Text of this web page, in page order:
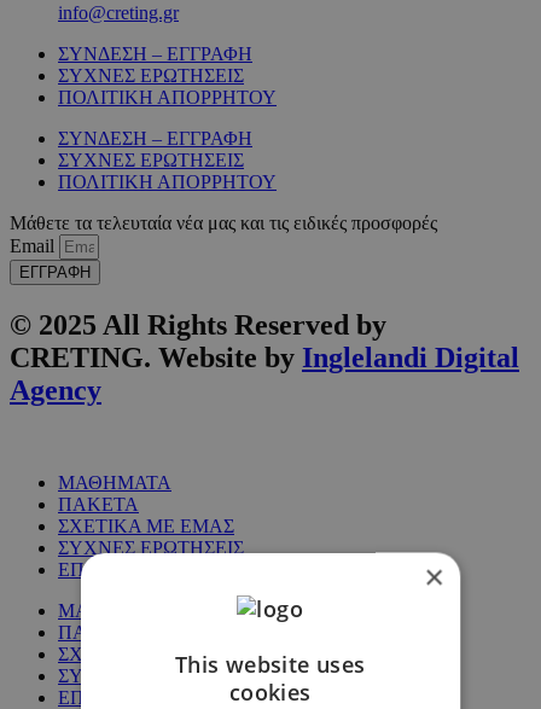
info@creting.gr
ΣΥΝΔΕΣΗ – ΕΓΓΡΑΦΗ
ΣΥΧΝΕΣ ΕΡΩΤΗΣΕΙΣ
ΠΟΛΙΤΙΚΗ ΑΠΟΡΡΗΤΟΥ
ΣΥΝΔΕΣΗ – ΕΓΓΡΑΦΗ
ΣΥΧΝΕΣ ΕΡΩΤΗΣΕΙΣ
ΠΟΛΙΤΙΚΗ ΑΠΟΡΡΗΤΟΥ
Μάθετε τα τελευταία νέα μας και τις ειδικές προσφορές
Email
ΕΓΓΡΑΦΗ
© 2025 All Rights Reserved by
CRETING. Website by Inglelandi Digital
Agency
ΜΑΘΗΜΑΤΑ
ΠΑΚΕΤΑ
ΣΧΕΤΙΚΑ ΜΕ ΕΜΑΣ
ΣΥΧΝΕΣ ΕΡΩΤΗΣΕΙΣ
ΕΠΙΚΟΙΝΩΝΙΑ
ΜΑΘΗΜΑΤΑ
ΠΑΚΕΤΑ
ΣΧΕΤΙΚΑ ΜΕ ΕΜΑΣ
ΣΥΧΝΕΣ ΕΡΩΤΗΣΕΙΣ
ΕΠΙΚΟΙΝΩΝΙΑ
×
This website uses
cookies